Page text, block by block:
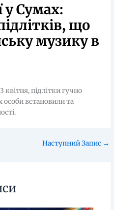
у Сумах:
що
музику в
квітня, підлітки гучно
особи встановили та
Наступний Запис →